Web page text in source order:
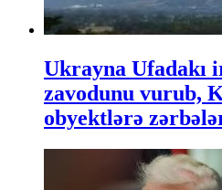
Ukrayna Ufadakı
zavodunu vurub,
obyektlərə